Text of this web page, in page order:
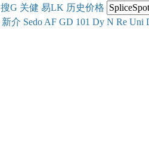
搜G 关健 易LK 历史价格
新介 Sedo AF GD 101 Dy N Re Uni